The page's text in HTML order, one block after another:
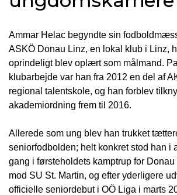
Ammar Helac begyndte sin
ASKÖ Donau Linz, en lokal klub i Linz,
oprindeligt blev oplært som målmand.
klubarbejde var han fra 2012 en del af
regional talentskole, og han forblev
akademiordning frem til 2016.
Allerede som ung blev han trukket
seniorfodbolden; helt konkret stod han i
gang i førsteholdets kamptrup for
mod SU St. Martin, og efter yderligere
officielle seniordebut i OÖ Liga i marts